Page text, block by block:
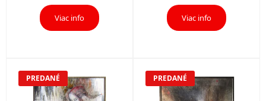
Viac info Viac info
PREDANÉ PREDANÉ